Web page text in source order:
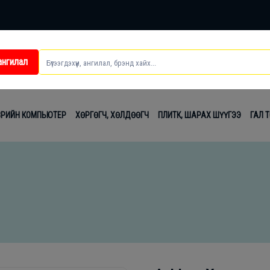
КОМПЬЮТЕР ХӨРГӨГЧ, ХӨЛДӨӨГЧ ПЛИТК, ШАРАХ ШҮҮГЭЭ ГАЛ